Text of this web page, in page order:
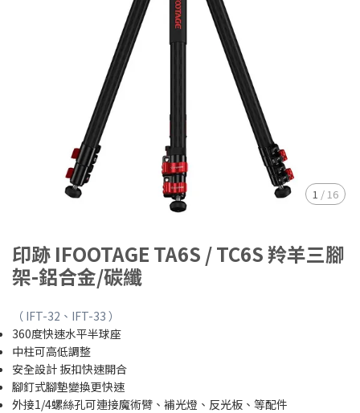
1 / 16
印跡 IFOOTAGE TA6S / TC6S 羚羊三腳
架-鋁合金/碳纖
（ IFT-32、IFT-33 ）
360度快速水平半球座
中柱可高低調整
安全設計 扳扣快速開合
腳釘式腳墊變換更快速
外接1/4螺絲孔可連接魔術臂、補光燈、反光板、等配件